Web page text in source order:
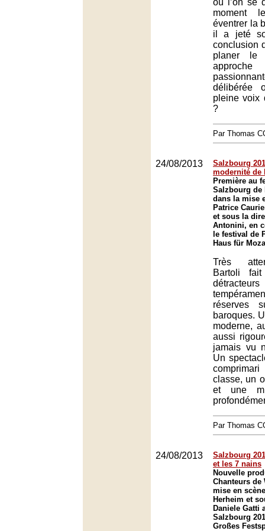
où l’on se
moment
éventrer la
il a jeté
conclusion
planer le
délibérée
pleine voix
?
Par Thomas
24/08/2013
Salzbourg
modernité de
Première au
Salzbourg de
dans la mise
Patrice
et sous la
Antonini, en
le festival de
Haus für
Très
Bartoli
réserves
baroques.
moderne,
aussi
jamais vu
Un
classe, un
et une
Par Thomas
24/08/2013
Salzbourg
et les 7 nains
Nouvelle
Chanteurs de
mise en
Herheim et
Daniele Gatti
Salzbourg
Großes